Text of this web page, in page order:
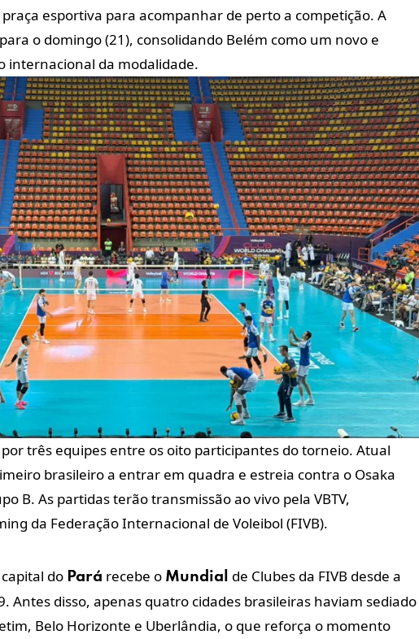
esportiva para acompanhar de perto a competição. A
o domingo (21), consolidando Belém como um novo e
internacional da modalidade.
três equipes entre os oito participantes do torneio. Atual
brasileiro a entrar em quadra e estreia contra o Osaka
B. As partidas terão transmissão ao vivo pela VBTV,
da Federação Internacional de Voleibol (FIVB).
do Pará recebe o Mundial
de Clubes da FIVB desde a
Antes disso, apenas quatro cidades brasileiras haviam sediado
Belo Horizonte e Uberlândia, o que reforça o momento